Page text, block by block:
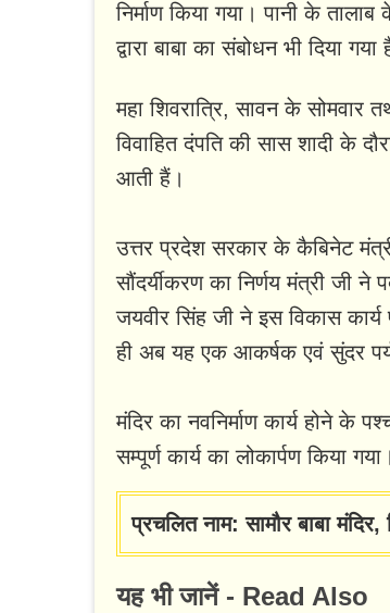
निर्माण किया गया। पानी के
द्वारा बाबा का संबोधन भी दिया
महा शिवरात्रि, सावन के सोमवार
विवाहित दंपति की सास शादी के
आती हैं।
उत्तर प्रदेश सरकार के कैबिनेट
सौंदर्यीकरण का निर्णय मंत्री जी
जयवीर सिंह जी ने इस विकास कार्य
ही अब यह एक आकर्षक एवं सुंदर
मंदिर का नवनिर्माण कार्य होने के
सम्पूर्ण कार्य का लोकार्पण किया गया।
प्रचलित नाम: सामौर बाबा
यह भी जानें - Read Also